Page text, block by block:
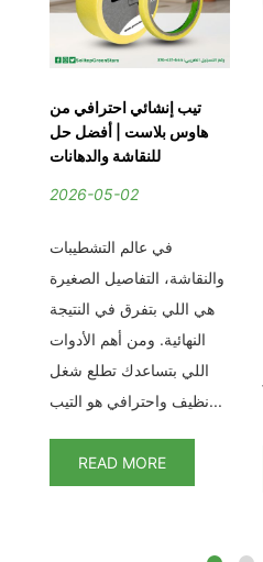
تيب إنشائي احترافي من
هاوس بلاست | أفضل حل
للنقاشة والدهانات
2026-05-02
في عالم التشطيبات
والنقاشة، التفاصيل الصغيرة
هي اللي بتفرق في النتيجة
النهائية. ومن أهم الأدوات
اللي بتساعدك تطلع شغل
نظيف واحترافي هو التيب...
READ MORE